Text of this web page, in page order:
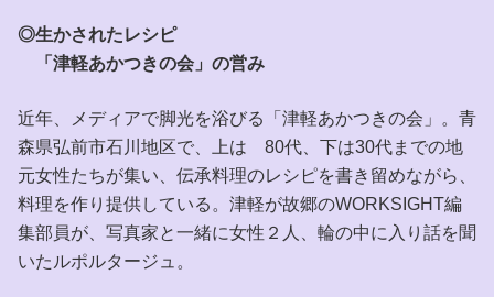
◎生かされたレシピ
「津軽あかつきの会」の営み
近年、メディアで脚光を浴びる「津軽あかつきの会」。青
森県弘前市石川地区で、上は 80代、下は30代までの地
元女性たちが集い、伝承料理のレシピを書き留めながら、
料理を作り提供している。津軽が故郷のWORKSIGHT編
集部員が、写真家と一緒に女性２人、輪の中に入り話を聞
いたルポルタージュ。